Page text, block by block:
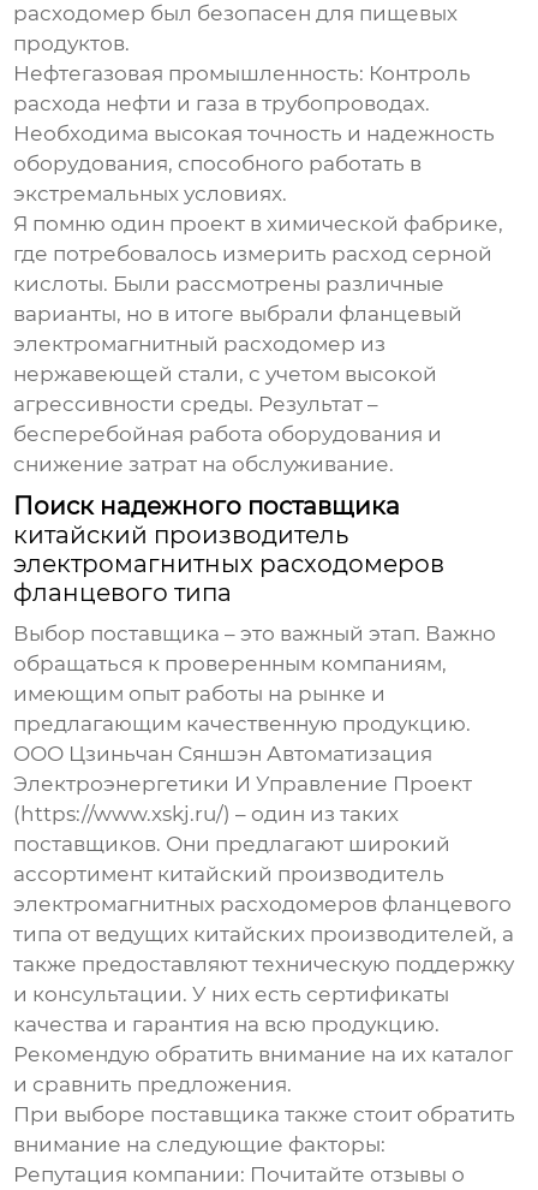
расходомер был безопасен для пищевых
продуктов.
Нефтегазовая промышленность: Контроль
расхода нефти и газа в трубопроводах.
Необходима высокая точность и надежность
оборудования, способного работать в
экстремальных условиях.
Я помню один проект в химической фабрике,
где потребовалось измерить расход серной
кислоты. Были рассмотрены различные
варианты, но в итоге выбрали фланцевый
электромагнитный расходомер из
нержавеющей стали, с учетом высокой
агрессивности среды. Результат –
бесперебойная работа оборудования и
снижение затрат на обслуживание.
Поиск надежного поставщика
китайский производитель
электромагнитных расходомеров
фланцевого типа
Выбор поставщика – это важный этап. Важно
обращаться к проверенным компаниям,
имеющим опыт работы на рынке и
предлагающим качественную продукцию.
ООО Цзиньчан Сяншэн Автоматизация
Электроэнергетики И Управление Проект
(https://www.xskj.ru/) – один из таких
поставщиков. Они предлагают широкий
ассортимент китайский производитель
электромагнитных расходомеров фланцевого
типа от ведущих китайских производителей, а
также предоставляют техническую поддержку
и консультации. У них есть сертификаты
качества и гарантия на всю продукцию.
Рекомендую обратить внимание на их каталог
и сравнить предложения.
При выборе поставщика также стоит обратить
внимание на следующие факторы:
Репутация компании: Почитайте отзывы о